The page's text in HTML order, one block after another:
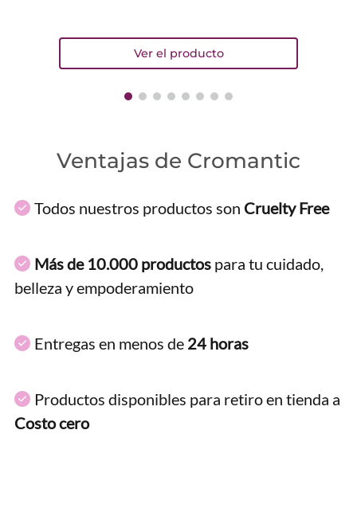
Ventajas de Cromantic
Todos nuestros productos son Cruelty Free
Más de 10.000 productos para tu cuidado,
belleza y empoderamiento
Entregas en menos de 24 horas
Productos disponibles para retiro en tienda a
Costo cero